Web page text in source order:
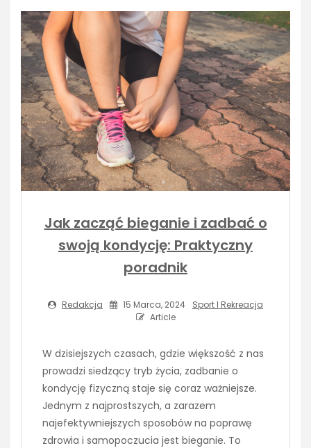
Jak zacząć bieganie i zadbać o
swoją kondycję: Praktyczny
poradnik
Redakcja 15 Marca, 2024
Sport I Rekreacja
Article
W dzisiejszych czasach, gdzie większość z nas
prowadzi siedzący tryb życia, zadbanie o
kondycję fizyczną staje się coraz ważniejsze.
Jednym z najprostszych, a zarazem
najefektywniejszych sposobów na poprawę
zdrowia i samopoczucia jest bieganie. To